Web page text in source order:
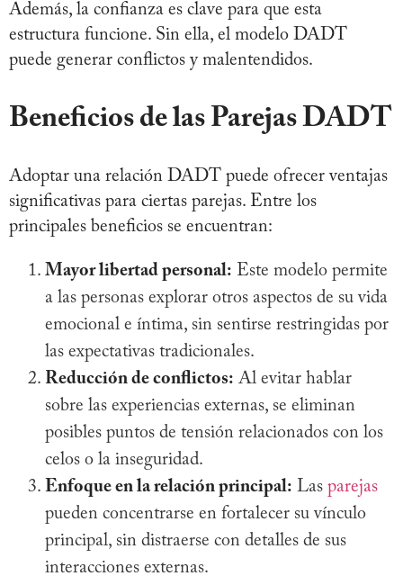
Además, la confianza es clave para que esta
estructura funcione. Sin ella, el modelo DADT
puede generar conflictos y malentendidos.
Beneficios de las Parejas DADT
Adoptar una relación DADT puede ofrecer ventajas
significativas para ciertas parejas. Entre los
principales beneficios se encuentran:
Mayor libertad personal: Este modelo permite
a las personas explorar otros aspectos de su vida
emocional e íntima, sin sentirse restringidas por
las expectativas tradicionales.
Reducción de conflictos: Al evitar hablar
sobre las experiencias externas, se eliminan
posibles puntos de tensión relacionados con los
celos o la inseguridad.
Enfoque en la relación principal: Las parejas
pueden concentrarse en fortalecer su vínculo
principal, sin distraerse con detalles de sus
interacciones externas.